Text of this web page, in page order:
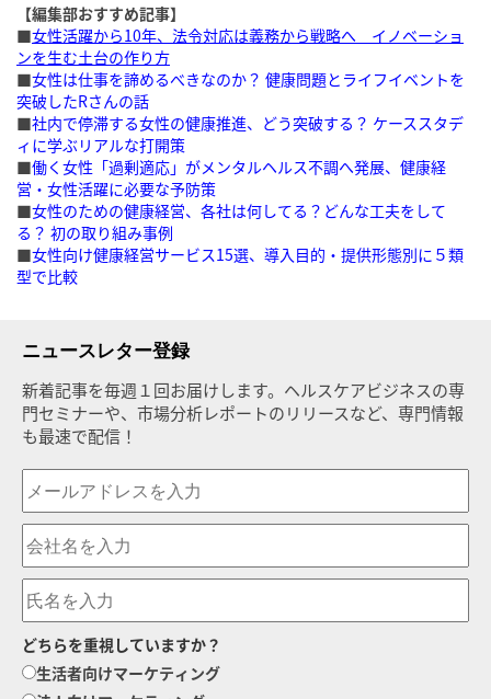
【編集部おすすめ記事】
■女性活躍から10年、法令対応は義務から戦略へ イノベーショ
ンを生む土台の作り方
■女性は仕事を諦めるべきなのか？ 健康問題とライフイベントを
突破したRさんの話
■社内で停滞する女性の健康推進、どう突破する？ ケーススタデ
ィに学ぶリアルな打開策
■働く女性「過剰適応」がメンタルヘルス不調へ発展、健康経
営・女性活躍に必要な予防策
■女性のための健康経営、各社は何してる？どんな工夫をして
る？ 初の取り組み事例
■女性向け健康経営サービス15選、導入目的・提供形態別に５類
型で比較
ニュースレター登録
新着記事を毎週１回お届けします。ヘルスケアビジネスの専
門セミナーや、市場分析レポートのリリースなど、専門情報
も最速で配信！
どちらを重視していますか？
生活者向けマーケティング